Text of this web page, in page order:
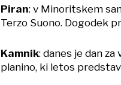
Piran: v Minoritskem
Terzo Suono. Dogodek
Kamnik: danes je dan
planino, ki letos